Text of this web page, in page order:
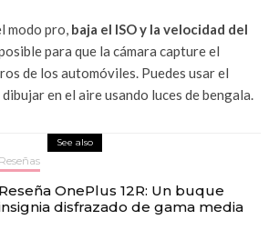
modo pro, baja el ISO y la velocidad del
para que la cámara capture el
de los automóviles. Puedes usar el
en el aire usando luces de bengala.
See also
Reseñas
Reseña OnePlus 12R: Un buque
disfrazado de gama media